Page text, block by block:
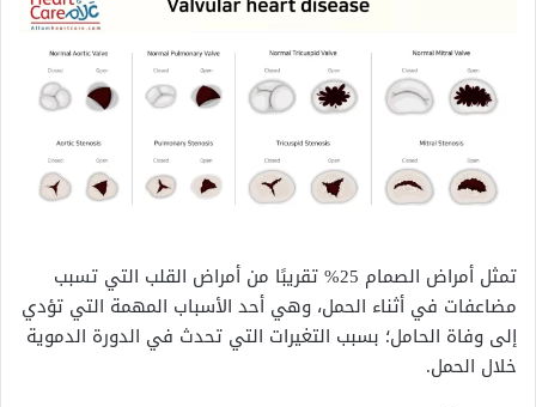
تمثل أمراض الصمام 25% تقريبًا من أمراض القلب التي تسبب
مضاعفات في أثناء الحمل، وهي أحد الأسباب المهمة التي تؤدي
إلى وفاة الحامل؛ بسبب التغيرات التي تحدث في الدورة الدموية
خلال الحمل.